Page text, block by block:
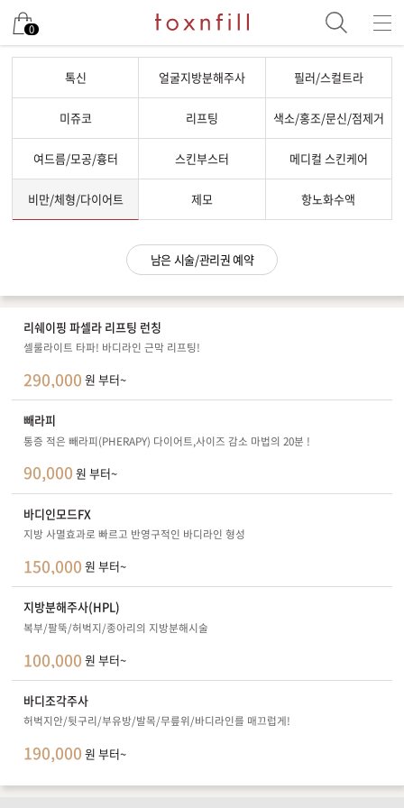
0
톡신 얼굴지방분해주사 필러/스컬트라
미쥬코 리프팅 색소/홍조/문신/점제거
여드름/모공/흉터 스킨부스터 메디컬 스킨케어
비만/체형/다이어트 제모 항노화수액
남은 시술/관리권 예약
리쉐이핑 파셀라 리프팅 런칭
셀룰라이트 타파! 바디라인 근막 리프팅!
290,000 원 부터~
빼라피
통증 적은 빼라피(PHERAPY) 다이어트,사이즈 감소 마법의 20분 !
90,000 원 부터~
바디인모드FX
지방 사멸효과로 빠르고 반영구적인 바디라인 형성
150,000 원 부터~
지방분해주사(HPL)
복부/팔뚝/허벅지/종아리의 지방분해시술
100,000 원 부터~
바디조각주사
허벅지안/뒷구리/부유방/발목/무릎위/바디라인를 매끄럽게!
190,000 원 부터~
남은 시술/관리권 예약
남은 시술/관리권 종류 선택
색소
제모
여드름/모공
스킨부스터
기타